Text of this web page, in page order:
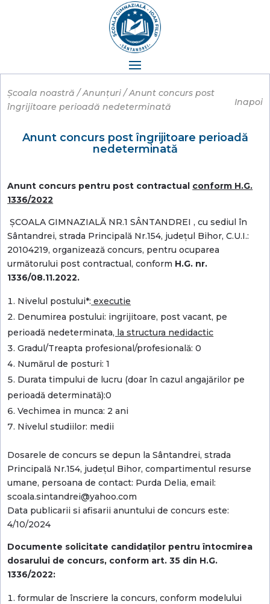
Școala noastră / Anunțuri/ Anunt concurs post
îngrijitoare perioadă nedeterminată
Inapoi
Anunt concurs post îngrijitoare perioadă
nedeterminată
Anunt concurs pentru post contractual conform H.G.
1336/2022
ȘCOALA GIMNAZIALĂ NR.1 SÂNTANDREI , cu sediul în
Sântandrei, strada Principală Nr.154, județul Bihor, C.U.I.:
20104219, organizează concurs, pentru ocuparea
următorului post contractual, conform H.G. nr.
1336/08.11.2022.
Nivelul postului*: executie
Denumirea postului: ingrijitoare, post vacant, pe
perioadă nedeterminata, la structura nedidactic
Gradul/Treapta profesional/profesională: 0
Numărul de posturi: 1
Durata timpului de lucru (doar în cazul angajărilor pe
perioadă determinată):0
Vechimea in munca: 2 ani
Nivelul studiilor: medii
Dosarele de concurs se depun la Sântandrei, strada
Principală Nr.154, județul Bihor, compartimentul resurse
umane, persoana de contact: Purda Delia, email:
scoala.sintandrei@yahoo.com
Data publicarii si afisarii anuntului de concurs este:
4/10/2024
Documente solicitate candidaţilor pentru întocmirea
dosarului de concurs, conform art. 35 din H.G.
1336/2022:
formular de înscriere la concurs, conform modelului